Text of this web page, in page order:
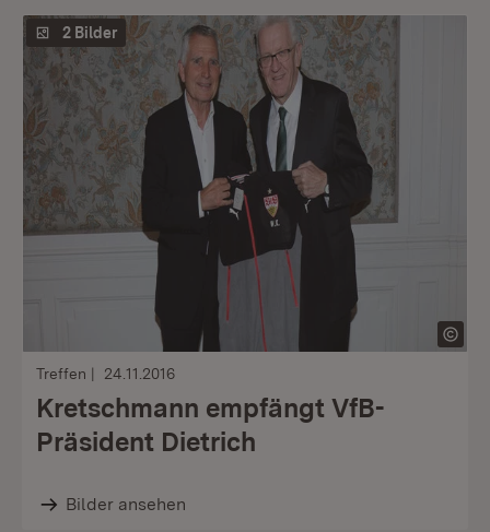
2 Bilder
Treffen 24.11.2016
Kretschmann empfängt VfB-
Präsident Dietrich
Bilder ansehen